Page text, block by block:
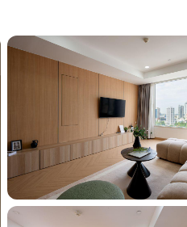
เพิ่มยูนิตเปรียบเทียบ
รายการที่ 3